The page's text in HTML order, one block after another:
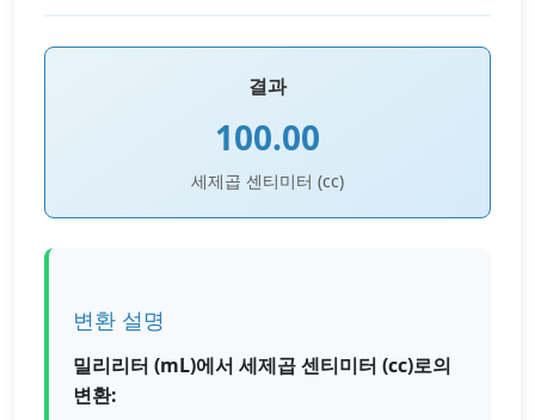
결과
100.00
세제곱 센티미터 (cc)
변환 설명
밀리리터 (mL)에서 세제곱 센티미터 (cc)로의
변환: